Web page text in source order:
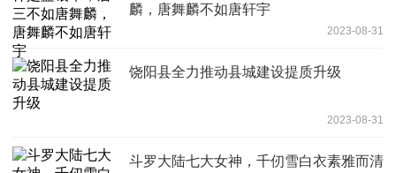
麟，唐舞麟不如唐轩宇
2023-08-31
饶阳县全力推动县城建设提质升级
2023-08-31
斗罗大陆七大女神，千仞雪白衣素雅而清